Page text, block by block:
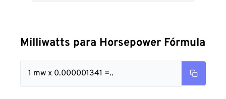
Milliwatts para Horsepower Fórmula
1 mw x 0.000001341 =..